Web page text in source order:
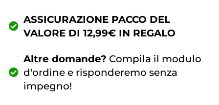
ASSICURAZIONE PACCO DEL
VALORE DI 12,99€ IN REGALO
Altre domande? Compila il modulo
d'ordine e risponderemo senza
impegno!